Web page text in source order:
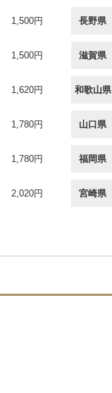
1,500円 長野県
1,500円 滋賀県
1,620円 和歌山県
1,780円 山口県
1,780円 福岡県
2,020円 宮崎県